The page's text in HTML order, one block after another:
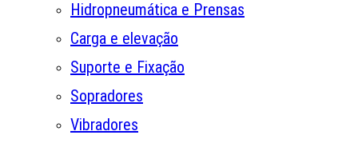
Hidropneumática e Prensas
Carga e elevação
Suporte e Fixação
Sopradores
Vibradores